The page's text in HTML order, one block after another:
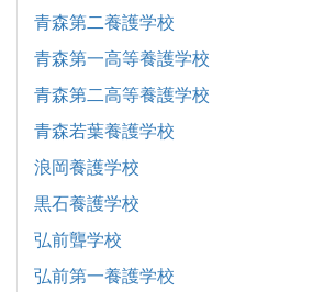
青森第二養護学校
青森第一高等養護学校
青森第二高等養護学校
青森若葉養護学校
浪岡養護学校
黒石養護学校
弘前聾学校
弘前第一養護学校